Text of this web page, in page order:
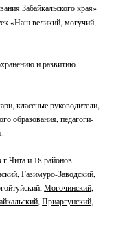
Забайкальского края»
«Наш великий, могучий,
и развитию
классные руководители,
образования, педагоги-
г.Чита и 18 районов
Газимуро-Заводский,
Могочинский,
,Приаргунский,